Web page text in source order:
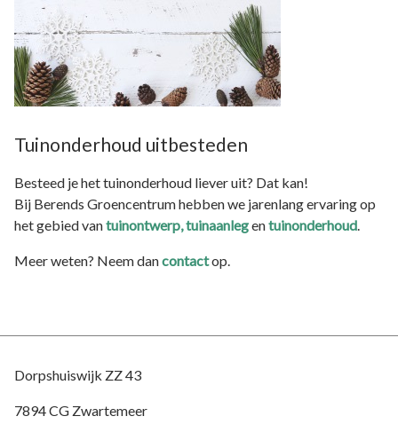
Tuinonderhoud uitbesteden
Besteed je het tuinonderhoud liever uit? Dat kan!
Bij Berends Groencentrum hebben we jarenlang ervaring op
het gebied vantuinontwerp,tuinaanlegentuinonderhoud.
Meer weten? Neem dancontactop.
Dorpshuiswijk ZZ 43
7894 CG Zwartemeer